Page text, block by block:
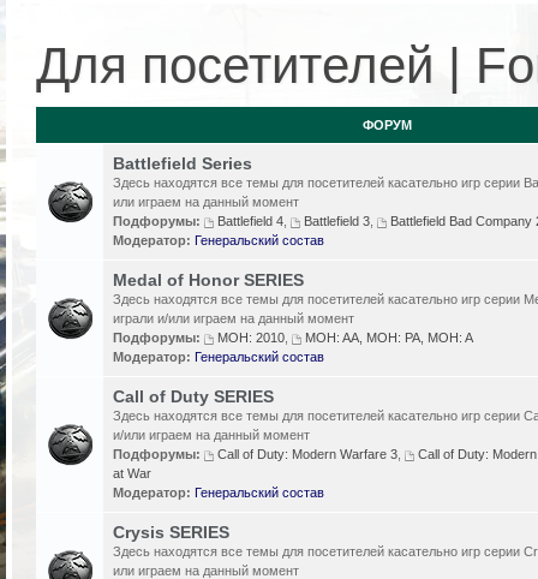
Для посетителей |
ФОРУМ
Battlefield Series
Здесь находятся все темы для посетителей касательно игр серии
или играем на данный момент
Подфорумы:
Battlefield 4 Battlefield 3
Battlefield Bad Company
Модератор: Генеральский состав
Medal of Honor SERIES
Здесь находятся все темы для посетителей касательно игр серии
играли и/или играем на данный момент
Подфорумы:
MOH: 2010
MOH: AA, MOH: PA, MOH: A
Модератор: Генеральский состав
Call of Duty SERIES
Здесь находятся все темы для посетителей касательно игр серии
и/или играем на данный момент
Подфорумы:
Call of Duty: Modern Warfare 3
Call of Duty:
at War
Модератор: Генеральский состав
Crysis SERIES
Здесь находятся все темы для посетителей касательно игр серии
или играем на данный момент